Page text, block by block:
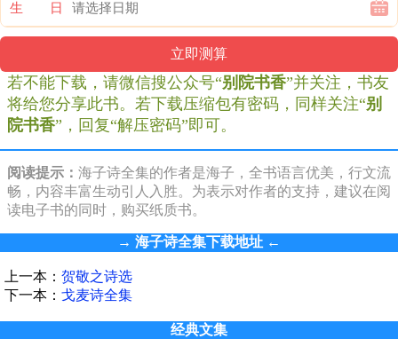
生 日
若不能下载，请微信搜公众号“别院书香”并关注，书友
将给您分享此书。若下载压缩包有密码，同样关注“别
院书香”，回复“解压密码”即可。
阅读提示： 海子诗全集的作者是海子，全书语言优美，行文流
畅，内容丰富生动引人入胜。为表示对作者的支持，建议在阅
读电子书的同时，购买纸质书。
→ 海子诗全集下载地址 ←
上一本： 贺敬之诗选
下一本： 戈麦诗全集
经典文集